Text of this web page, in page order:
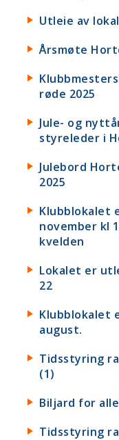
Utleie av
Årsmøte
røde 2025
Jule- og
styreleder i
Julebord
2025
Klubblokalet
november kl
kvelden
Lokalet er
22
Klubblokalet
august.
Tidsstyring
(1)
Biljard for
Tidsstyring